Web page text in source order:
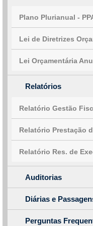
Plano Plurianual -
Lei de Diretrizes
Lei Orçamentária
Relatórios
Relatório Gestão
Relatório Prestação
Relatório Res. de
Auditorias
Diárias e
Perguntas